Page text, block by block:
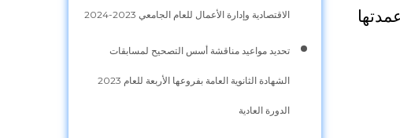
الاقتصادية وإدارة الأعمال للعام الجامعي 2023-2024
تحديد مواعيد مناقشة أسس التصحيح لمسابقات
الشهادة الثانوية العامة بفروعها الأربعة للعام 2023
الدورة العادية